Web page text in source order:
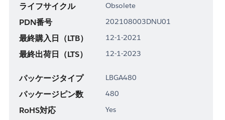
ライフサイクル Obsolete
PDN番号 202108003DNU01
最終購入日（LTB） 12-1-2021
最終出荷日（LTS） 12-1-2023
パッケージタイプ LBGA480
パッケージピン数 480
RoHS対応 Yes